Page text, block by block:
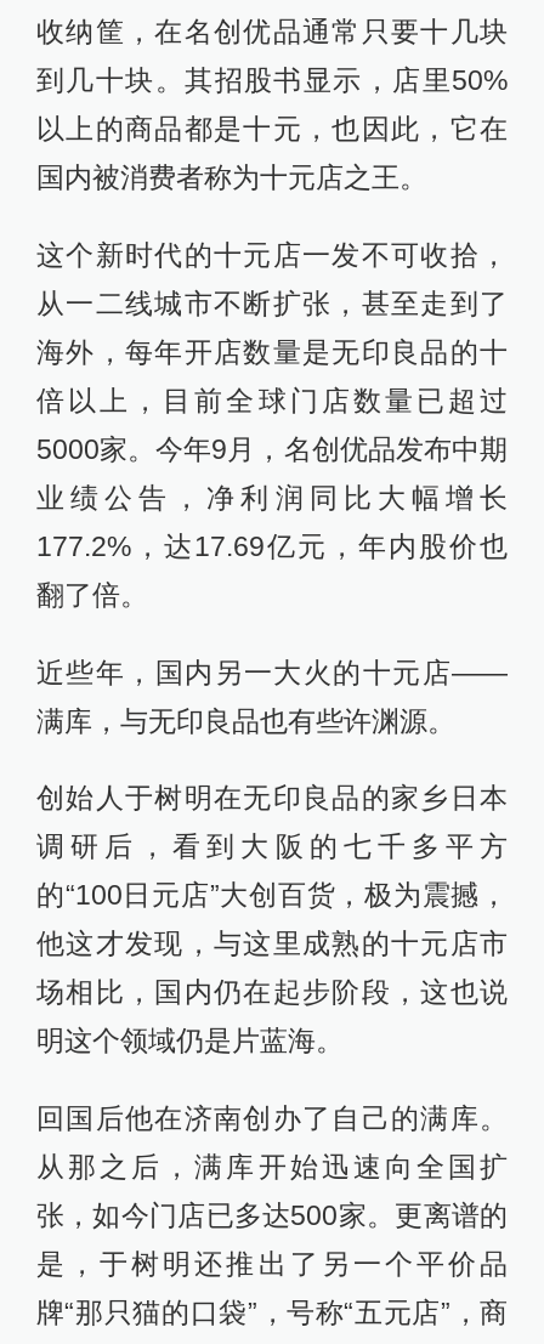
收纳筐，在名创优品通常只要十几块
到几十块。其招股书显示，店里50%
以上的商品都是十元，也因此，它在
国内被消费者称为十元店之王。
这个新时代的十元店一发不可收拾，
从一二线城市不断扩张，甚至走到了
海外，每年开店数量是无印良品的十
倍以上，目前全球门店数量已超过
5000家。今年9月，名创优品发布中期
业绩公告，净利润同比大幅增长
177.2%，达17.69亿元，年内股价也
翻了倍。
近些年，国内另一大火的十元店——
满库，与无印良品也有些许渊源。
创始人于树明在无印良品的家乡日本
调研后，看到大阪的七千多平方
的“100日元店”大创百货，极为震撼，
他这才发现，与这里成熟的十元店市
场相比，国内仍在起步阶段，这也说
明这个领域仍是片蓝海。
回国后他在济南创办了自己的满库。
从那之后，满库开始迅速向全国扩
张，如今门店已多达500家。更离谱的
是，于树明还推出了另一个平价品
牌“那只猫的口袋”，号称“五元店”，商